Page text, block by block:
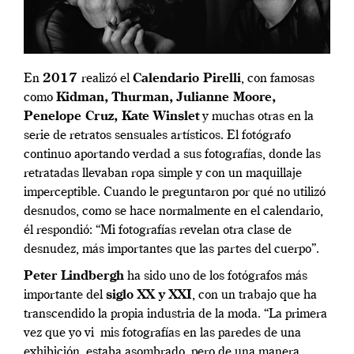
En 2017 realizó el Calendario Pirelli, con famosas
como Kidman, Thurman, Julianne Moore,
Penelope Cruz, Kate Winslety muchas otras en la
serie de retratos sensuales artísticos. El fotógrafo
continuo aportando verdad a sus fotografías, donde las
retratadas llevaban ropa simple y con un maquillaje
imperceptible. Cuando le preguntaron por qué no utilizó
desnudos, como se hace normalmente en el calendario,
él respondió: “Mi fotografías revelan otra clase de
desnudez, más importantes que las partes del cuerpo”.
Peter Lindbergh ha sido uno de los fotógrafos más
importante del siglo XX y XXI, con un trabajo que ha
transcendido la propia industria de la moda. “La primera
vez que yo vi mis fotografías en las paredes de una